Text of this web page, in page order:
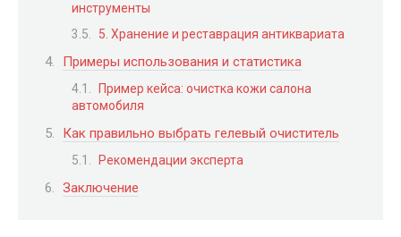
инструменты
5. Хранение и реставрация антиквариата
Примеры использования и статистика
Пример кейса: очистка кожи салона
автомобиля
Как правильно выбрать гелевый очиститель
Рекомендации эксперта
Заключение